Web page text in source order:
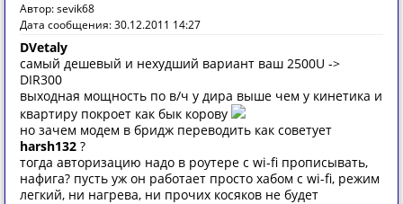
Автор: sevik68
Дата сообщения: 30.12.2011 14:27
DVetaly
самый дешевый и нехудший вариант ваш 2500U ->
DIR300
выходная мощность по в/ч у дира выше чем у кинетика и
квартиру покроет как бык корову
но зачем модем в бридж переводить как советует
harsh132 ?
тогда авторизацию надо в роутере с wi-fi прописывать,
нафига? пусть уж он работает просто хабом с wi-fi, режим
легкий, ни нагрева, ни прочих косяков не будет